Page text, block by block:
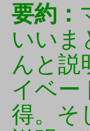
要約：
いいま
んと説
イベー
得。そ